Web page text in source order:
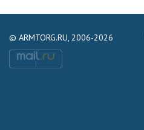
© ARMTORG.RU, 2006-2026